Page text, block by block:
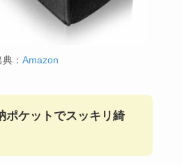
典： Amazon
ポケットでスッキリ綺